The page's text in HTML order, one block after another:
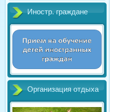
Иностр. граждане
Организация отдыха